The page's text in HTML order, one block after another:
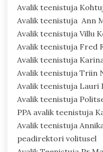
Avalik teenistuja
Avalik teenistuja Ann
Avalik teenistuja Villu
Avalik teenistuja Fred
Avalik teenistuja
Avalik teenistuja Triin
Avalik teenistuja Lauri
Avalik teenistuja
PPA avalik
Avalik teenistuja
peadirektori volitusel